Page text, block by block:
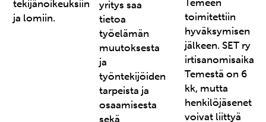
tekijänoikeuksiin
ja lomiin.
yritys saa
tietoa
työelämän
muutoksesta
ja
työntekijöiden
tarpeista ja
osaamisesta
sekä
Temeen
toimitettiin
hyväksymisen
jälkeen. SET ry
irtisanomisaika
Temestä on 6
kk, mutta
henkilöjäsenet
voivat liittyä